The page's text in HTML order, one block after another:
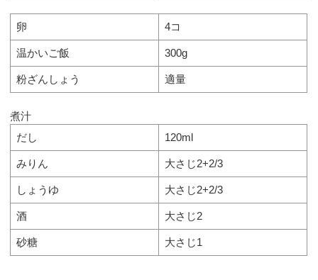
卵 4コ
温かいご飯 300g
粉ざんしょう 適量
煮汁
だし
120ml
みりん 大さじ2+2/3
しょうゆ 大さじ2+2/3
酒 大さじ2
砂糖 大さじ1